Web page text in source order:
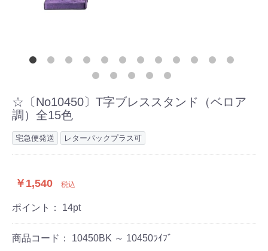
☆〔No10450〕T字ブレススタンド（ベロア
調）全15色
宅急便発送 レターパックプラス可
￥1,540 税込
ポイント： 14pt
商品コード： 10450BK ～ 10450ﾗｲﾌﾞ